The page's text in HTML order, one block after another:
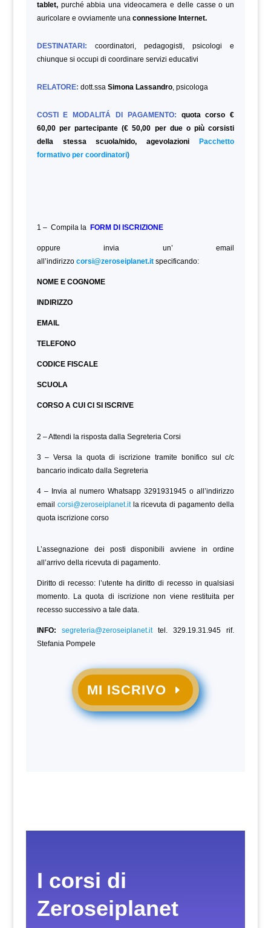
tablet,purché abbia una videocamera e delle casse o un
auricolare e ovviamente una connessione Internet.
DESTINATARI:
coordinatori, pedagogisti, psicologi e
chiunque si occupi di coordinare servizi educativi
RELATORE: dott.ssa Simona Lassandro, psicologa
COSTI E MODALITÁ DI PAGAMENTO:
quota corso €
60,00 per partecipante (€ 50,00 per due o più corsisti
della stessa scuola/nido, agevolazioni
Pacchetto
formativo per coordinatori)
1 – Compila la FORM DI ISCRIZIONE
oppure invia un’ email
all’indirizzo corsi@zeroseiplanet.itspecificando:
NOME E COGNOME
INDIRIZZO
EMAIL
TELEFONO
CODICE FISCALE
SCUOLA
CORSO A CUI CI SI ISCRIVE
2 – Attendi la risposta dalla Segreteria Corsi
3 – Versa la quota di iscrizione tramite bonifico sul c/c
bancario indicato dalla Segreteria
4 – Invia al numero Whatsapp 3291931945 o all’indirizzo
email corsi@zeroseiplanet.itla ricevuta di pagamento della
quota iscrizione corso
L’assegnazione dei posti disponibili avviene in ordine
all’arrivo della ricevuta di pagamento.
Diritto di recesso: l’utente ha diritto di recesso in qualsiasi
momento. La quota di iscrizione non viene restituita per
recesso successivo a tale data.
INFO: segreteria@zeroseiplanet.ittel. 329.19.31.945 rif.
Stefania Pompele
MI ISCRIVO
I corsi di
Zeroseiplanet